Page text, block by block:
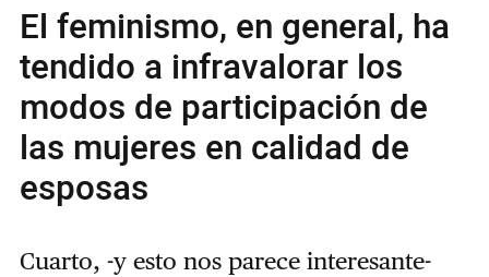
El feminismo, en general, ha
tendido a infravalorar los
modos de participación de
las mujeres en calidad de
esposas
Cuarto, -y esto nos parece interesante-